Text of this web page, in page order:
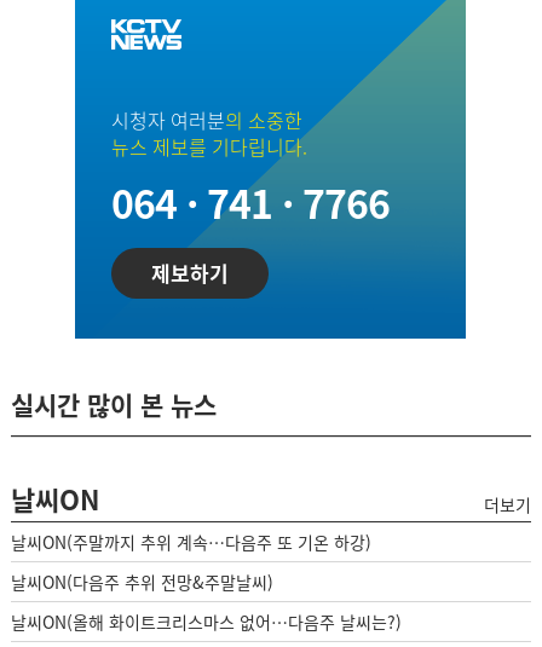
시청자 여러분의 소중한
뉴스 제보를 기다립니다.
064 · 741 · 7766
제보하기
실시간 많이 본 뉴스
날씨ON
더보기
날씨ON(주말까지 추위 계속…다음주 또 기온 하강)
날씨ON(다음주 추위 전망&주말날씨)
날씨ON(올해 화이트크리스마스 없어…다음주 날씨는?)